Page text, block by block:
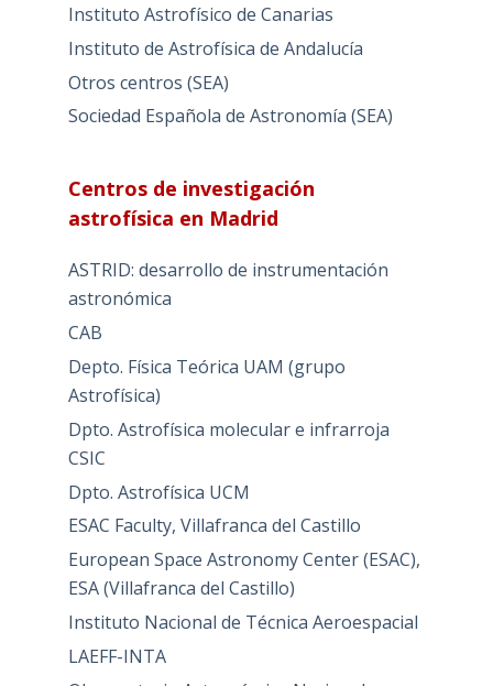
Instituto Astrofísico de Canarias
Instituto de Astrofísica de Andalucía
Otros centros (SEA)
Sociedad Española de Astronomía (SEA)
Centros de investigación
astrofísica en Madrid
ASTRID: desarrollo de instrumentación
astronómica
CAB
Depto. Física Teórica UAM (grupo
Astrofísica)
Dpto. Astrofísica molecular e infrarroja
CSIC
Dpto. Astrofísica UCM
ESAC Faculty, Villafranca del Castillo
European Space Astronomy Center (ESAC),
ESA (Villafranca del Castillo)
Instituto Nacional de Técnica Aeroespacial
LAEFF-INTA